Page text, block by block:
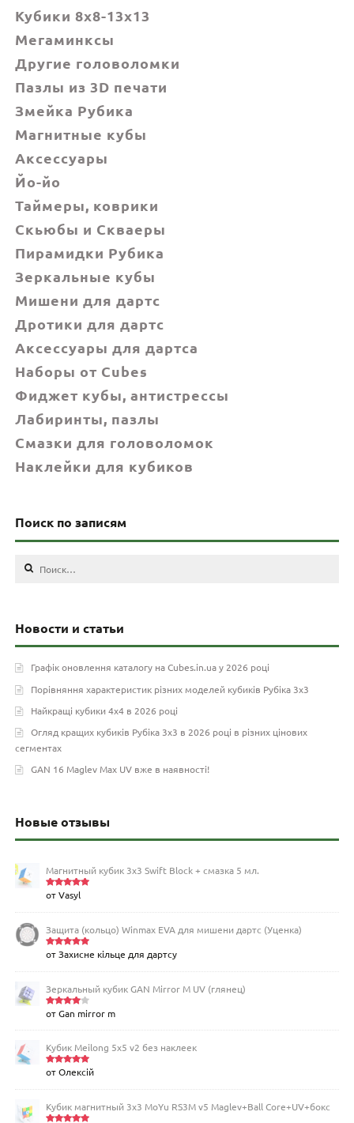
Кубики 8x8-13x13
Мегаминксы
Другие головоломки
Пазлы из 3D печати
Змейка Рубика
Магнитные кубы
Аксессуары
Йо-йо
Таймеры, коврики
Скьюбы и Скваеры
Пирамидки Рубика
Зеркальные кубы
Мишени для дартс
Дротики для дартс
Аксессуары для дартса
Наборы от Cubes
Фиджет кубы, антистрессы
Лабиринты, пазлы
Смазки для головоломок
Наклейки для кубиков
Поиск по записям
Найти:
Новости и статьи
Графік оновлення каталогу на Cubes.in.ua у 2026 році
Порівняння характеристик різних моделей кубиків Рубіка 3х3
Найкращі кубики 4х4 в 2026 році
Огляд кращих кубиків Рубіка 3х3 в 2026 році в різних цінових
сегментах
GAN 16 Maglev Max UV вже в наявності!
Новые отзывы
Магнитный кубик 3х3 Swift Block + смазка 5 мл.
Оценка
от Vasyl
Защита (кольцо) Winmax EVA для мишени дартс (Уценка)
Оценка5
от Захисне кільце для дартсу
Зеркальный кубик GAN Mirror M UV (глянец)
Оценка
от Gan mirror m
Кубик Meilong 5x5 v2 без наклеек
Оценка5
от Олексій
Кубик магнитный 3х3 MoYu RS3M v5 Maglev+Ball Core+UV+бокс